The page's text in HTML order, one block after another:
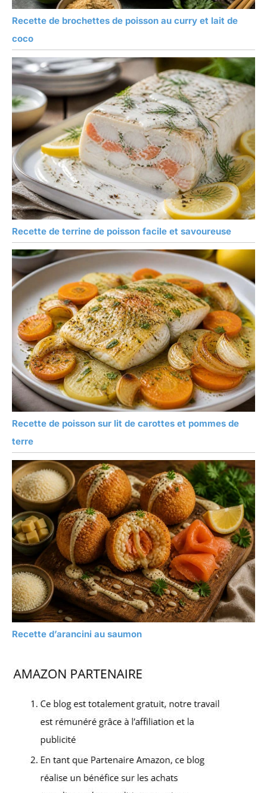
Recette de brochettes de poisson au curry et lait de
coco
Recette de terrine de poisson facile et savoureuse
Recette de poisson sur lit de carottes et pommes de
terre
Recette d’arancini au saumon